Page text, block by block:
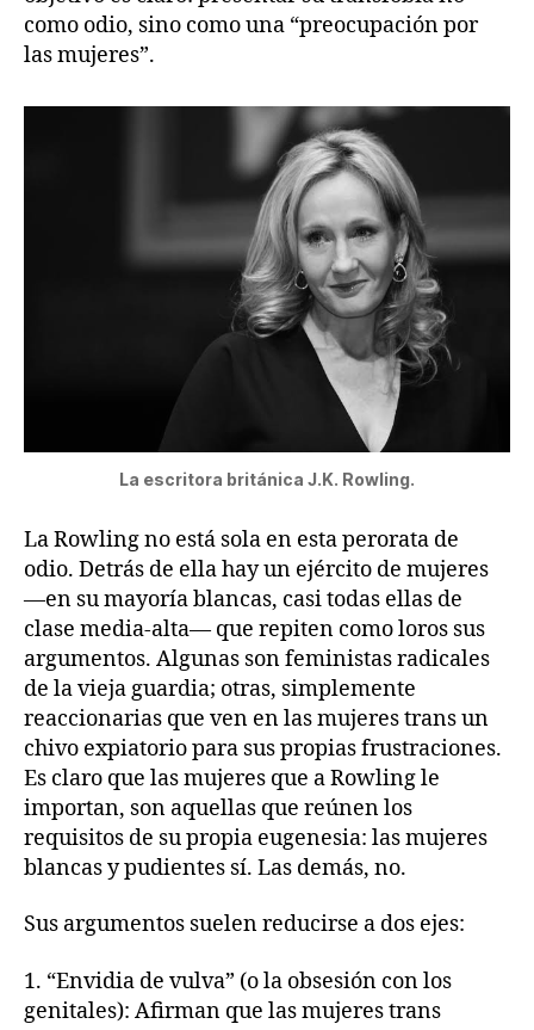
como odio, sino como una “preocupación por
las mujeres”.
La escritora británica J.K. Rowling.
La Rowling no está sola en esta perorata de
odio. Detrás de ella hay un ejército de mujeres
—en su mayoría blancas, casi todas ellas de
clase media-alta— que repiten como loros sus
argumentos. Algunas son feministas radicales
de la vieja guardia; otras, simplemente
reaccionarias que ven en las mujeres trans un
chivo expiatorio para sus propias frustraciones.
Es claro que las mujeres que a Rowling le
importan, son aquellas que reúnen los
requisitos de su propia eugenesia: las mujeres
blancas y pudientes sí. Las demás, no.
Sus argumentos suelen reducirse a dos ejes:
1. “Envidia de vulva” (o la obsesión con los
genitales): Afirman que las mujeres trans